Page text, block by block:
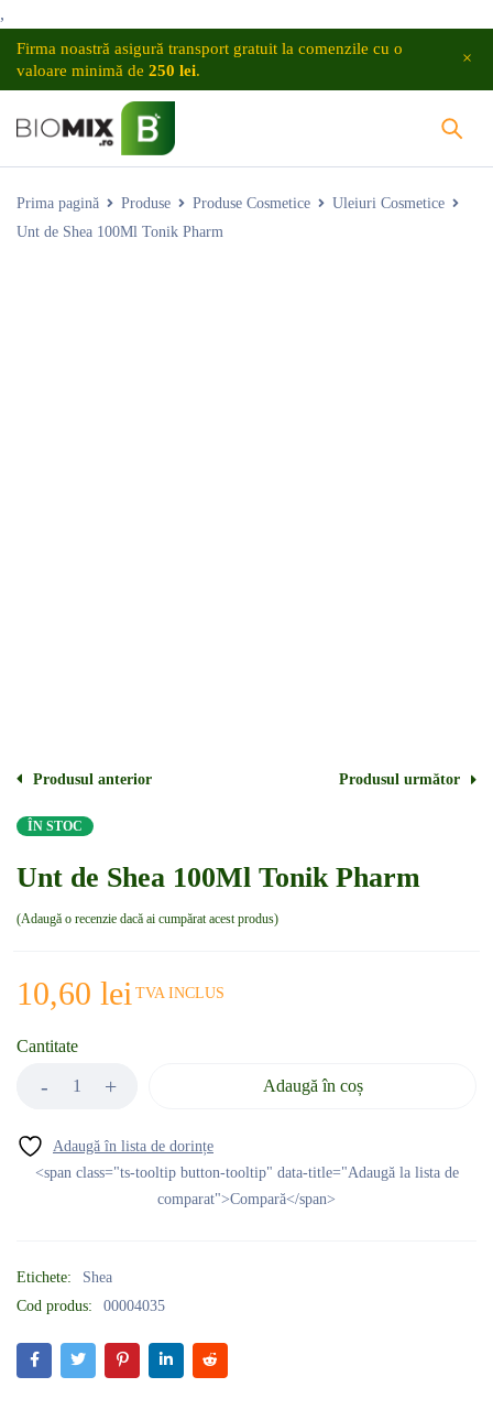
,
Firma noastră asigură transport gratuit la comenzile cu o
valoare minimă de 250 lei.
Prima pagină Produse Produse Cosmetice
Uleiuri Cosmetice
Unt de Shea 100Ml Tonik Pharm
Produsul anterior Produsul următor
ÎN STOC
Unt de Shea 100Ml Tonik Pharm
Adaugă o recenzie dacă ai cumpărat acest produs
10,60 lei TVA INCLUS
Cantitate
Adaugă în coș
<span class="ts-tooltip button-tooltip" data-title="Adaugă la lista de
comparat">Compară</span>
Etichete:
Shea
Cod produs:
00004035